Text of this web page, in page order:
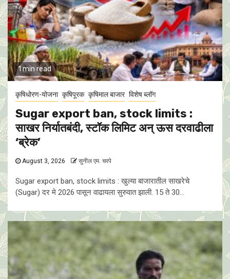
1 min read
कृषिधोरण-योजना कृषिपूरक कृषिमाल बाजार विशेष ब्लॉग
Sugar export ban, stock limits :
साखर निर्यातबंदी, स्टॉक लिमिट अन् ऊस दरवाढीला
‘ब्रेक’
August 3, 2026 सुनील एम. चरपे
Sugar export ban, stock limits : खुल्या बाजारातील साखरेचे
(Sugar) दर मे 2026 पासून वाढायला सुरुवात झाली. 15 ते 30...